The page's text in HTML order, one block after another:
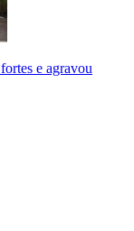
e agravou